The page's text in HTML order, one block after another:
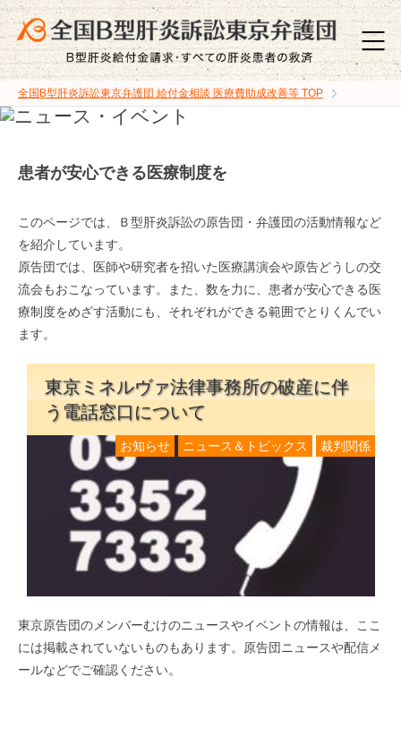
全国B型肝炎訴訟東京弁護団 給付金相談 医療費助成改善等 TOP
患者が安心できる医療制度を
このページでは、Ｂ型肝炎訴訟の原告団・弁護団の活動情報など
を紹介しています。
原告団では、医師や研究者を招いた医療講演会や原告どうしの交
流会もおこなっています。また、数を力に、患者が安心できる医
療制度をめざす活動にも、それぞれができる範囲でとりくんでい
ます。
東京ミネルヴァ法律事務所の破産に伴
う電話窓口について
お知らせ ニュース＆トピックス 裁判関係
東京原告団のメンバーむけのニュースやイベントの情報は、ここ
には掲載されていないものもあります。原告団ニュースや配信メ
ールなどでご確認ください。